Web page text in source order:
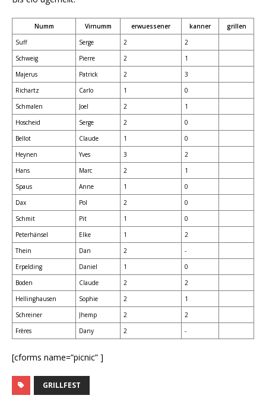
Numm Virnumm erwuessener kanner
grillen
Suff
Serge 2
2
Schweig
Pierre 2
1
Majerus
Patrick 2
3
Richartz
Carlo 1
0
Schmalen
Joel 2
1
Hoscheid
Serge 2
0
Bellot
Claude 1
0
Heynen
Yves 3
2
Hans
Marc 2
1
Spaus
Anne 1
0
Dax
Pol 2
0
Schmit
Pit 1
0
Peterhänsel
Elke 1
2
Thein
Dan 2
-
Erpelding
Daniel 1
0
Boden
Claude 2
2
Hellinghausen
Sophie 2
1
Schreiner
Jhemp 2
2
Frères
Dany 2 -
[cforms name=”picnic” ]
GRILLFEST